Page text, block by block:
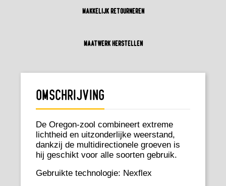
Makkelijk retourneren
Maatwerk herstellen
Omschrijving
De Oregon-zool combineert extreme
lichtheid en uitzonderlijke weerstand,
dankzij de multidirectionele groeven is
hij geschikt voor alle soorten gebruik.
Gebruikte technologie: Nexflex